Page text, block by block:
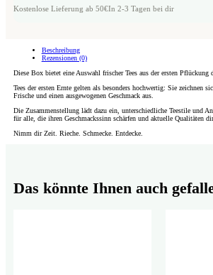
Kostenlose Lieferung ab 50€In 2-3 Tagen bei dir
Beschreibung
Rezensionen (0)
Diese Box bietet eine Auswahl frischer Tees aus der ersten Pflückung
Tees der ersten Ernte gelten als besonders hochwertig: Sie zeichnen
Frische und einen ausgewogenen Geschmack aus.
Die Zusammenstellung lädt dazu ein, unterschiedliche Teestile und
für alle, die ihren Geschmackssinn schärfen und aktuelle Qualitäten
Nimm dir Zeit. Rieche. Schmecke. Entdecke.
Das könnte Ihnen auch